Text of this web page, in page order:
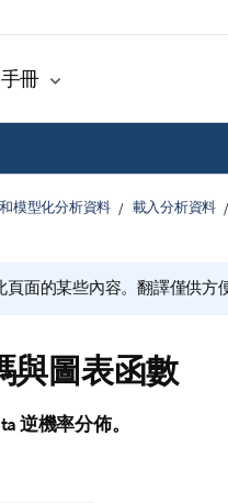
手冊
模型化分析資料 載入分析資料
頁面的某些內容。翻譯僅供方
與圖表函數
逆機率分佈。